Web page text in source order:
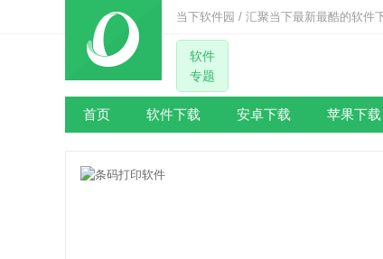
当下软件园 / 汇聚当下最新最酷的软件
软件
专题
首页 软件下载 安卓下载 苹果下载